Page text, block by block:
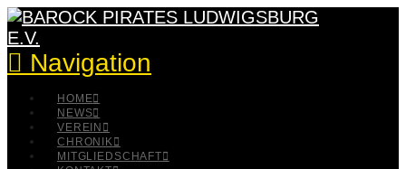
Navigation
HOME
NEWS
VEREIN
CHRONIK
MITGLIEDSCHAFT